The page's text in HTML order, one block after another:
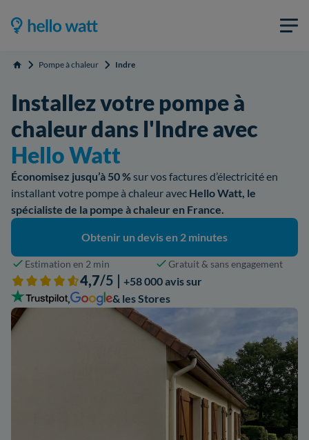
Accueil Pompe à chaleur Indre
Installez votre pompe à
chaleur dans l'Indre avec
Hello Watt
Économisez jusqu’à 50 %sur vos factures d’électricité en
installant votre pompe à chaleur avec Hello Watt, le
spécialiste de la pompe à chaleur en France.
Obtenir un devis en 2 minutes
Estimation en 2 min Gratuit & sans engagement
4,7/5 | +58 000 avis sur
,
& les Stores